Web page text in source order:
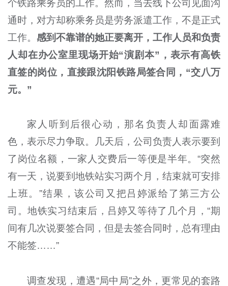
个铁路乘务员的工作。然而，当去线下公司见面沟
通时，对方却称乘务员是劳务派遣工作，不是正式
工作。 感到不靠谱的她正要离开，工作人员和负责
人却在办公室里现场开始“演剧本”，表示有高铁
直签的岗位，直接跟沈阳铁路局签合同，“交八万
元。”
家人听到后很心动，那名负责人却面露难
色，表示尽力争取。几天后，公司负责人表示要到
了岗位名额，一家人交费后一等便是半年。“突然
有一天，说要到地铁站实习两个月，结束就可安排
上班。”结果，该公司又把吕婷派给了第三方公
司。地铁实习结束后，吕婷又等待了几个月，“期
间有几次说要签合同，但是去签合同时，总有理由
不能签……”
调查发现，遭遇“局中局”之外，更常见的套路